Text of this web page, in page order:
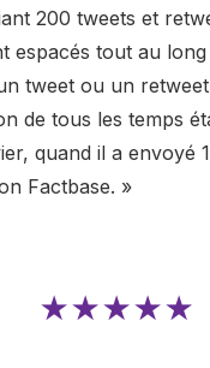
200 tweets et
espacés tout au
tweet ou un
de tous les temps
quand il a
Factbase. »
★★★★★